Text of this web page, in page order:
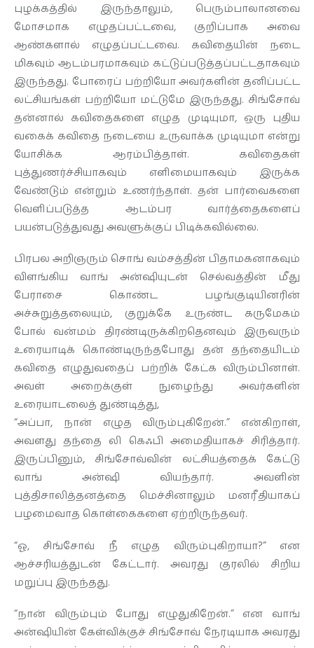
புழக்கத்தில் இருந்தாலும், பெரும்பாலானவை
மோசமாக எழுதப்பட்டவை, குறிப்பாக அவை
ஆண்களால் எழுதப்பட்டவை. கவிதையின் நடை
மிகவும் ஆடம்பரமாகவும் கட்டுப்படுத்தப்பட்டதாகவும்
இருந்தது. போரைப் பற்றியோ அவர்களின் தனிப்பட்ட
லட்சியங்கள் பற்றியோ மட்டுமே இருந்தது. சிங்சோவ்
தன்னால் கவிதைகளை எழுத முடியுமா, ஒரு புதிய
வகைக் கவிதை நடையை உருவாக்க முடியுமா என்று
யோசிக்க ஆரம்பித்தாள். கவிதைகள்
புத்துணர்ச்சியாகவும் எளிமையாகவும் இருக்க
வேண்டும் என்றும் உணர்ந்தாள். தன் பார்வைகளை
வெளிப்படுத்த ஆடம்பர வார்த்தைகளைப்
பயன்படுத்துவது அவளுக்குப் பிடிக்கவில்லை.
பிரபல அறிஞரும் சொங் வம்சத்தின் பிதாமகனாகவும்
விளங்கிய வாங் அன்ஷியுடன் செல்வத்தின் மீது
பேராசை கொண்ட பழங்குடியினரின்
அச்சுறுத்தலையும், குறுக்கே உருண்ட கருமேகம்
போல் வன்மம் திரண்டிருக்கிறதெனவும் இருவரும்
உரையாடிக் கொண்டிருந்தபோது தன் தந்தையிடம்
கவிதை எழுதுவதைப் பற்றிக் கேட்க விரும்பினாள்.
அவள் அறைக்குள் நுழைந்து அவர்களின்
உரையாடலைத் துண்டித்து,
“அப்பா, நான் எழுத விரும்புகிறேன்.” என்கிறாள்,
அவளது தந்தை லி கெஃபி அமைதியாகச் சிரித்தார்.
இருப்பினும், சிங்சோவ்வின் லட்சியத்தைக் கேட்டு
வாங் அன்ஷி வியந்தார். அவளின்
புத்திசாலித்தனத்தை மெச்சினாலும் மனரீதியாகப்
பழமைவாத கொள்கைகளை ஏற்றிருந்தவர்.
“ஓ, சிங்சோவ் நீ எழுத விரும்புகிறாயா?” என
ஆச்சரியத்துடன் கேட்டார். அவரது குரலில் சிறிய
மறுப்பு இருந்தது.
“நான் விரும்பும் போது எழுதுகிறேன்.” என வாங்
அன்ஷியின் கேள்விக்குச் சிங்சோவ் நேரடியாக அவரது